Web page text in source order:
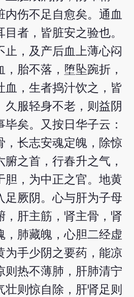
内伤不足自愈矣。通血
者，皆脏安之验也。
止，及产后血上薄心闷
胎不落，堕坠踠折，
血，生者捣汁饮之，皆
久服轻身不老，则益阴
矣。又按日华子云：
，长志安魂定魄，除惊
之首，行春升之气，
胆，为中正之官。地黄
足厥阴。心与肝为子母
，肝主筋，肾主骨，肾
，肺藏魄，心胆二经虚
为手少阴之要药，能凉
则热不薄肺，肝肺清宁
壮则惊自除，肝肾足则